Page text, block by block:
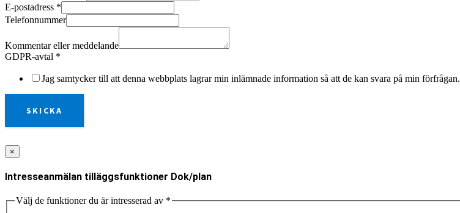
E-postadress *
Telefonnummer
Kommentar eller meddelande
GDPR-avtal *
Jag samtycker till att denna webbplats lagrar min inlämnade information så att de kan svara på min förfrågan.
SKICKA
×
Intresseanmälan tilläggsfunktioner Dok/plan
Välj de funktioner du är intresserad av *